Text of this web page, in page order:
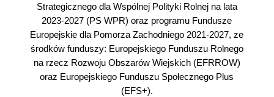
Strategicznego dla Wspólnej Polityki Rolnej na lata
2023-2027 (PS WPR) oraz programu Fundusze
Europejskie dla Pomorza Zachodniego 2021-2027, ze
środków funduszy: Europejskiego Funduszu Rolnego
na rzecz Rozwoju Obszarów Wiejskich (EFRROW)
oraz Europejskiego Funduszu Społecznego Plus
(EFS+).